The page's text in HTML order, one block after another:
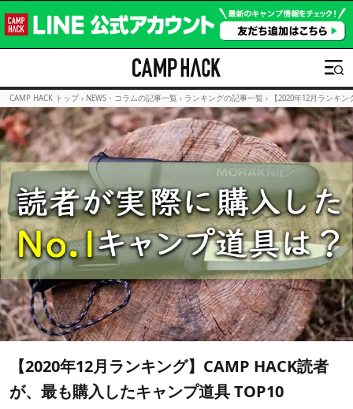
CAMP HACK トップ › NEWS・コラムの記事一覧 › ランキングの記事一覧 › 【2020年12月ランキ
【2020年12月ランキング】CAMP HACK読者
が、最も購入したキャンプ道具 TOP10